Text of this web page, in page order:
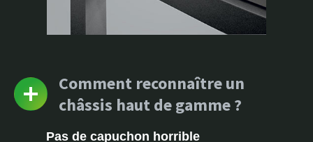
Comment reconnaître un
châssis haut de gamme ?
Pas de capuchon horrible